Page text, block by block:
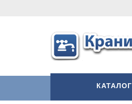
КАТАЛОГ